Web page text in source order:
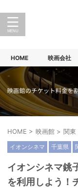
HOME 映画会社
HOME > 映画館 > 関東
イオンシネマ 千葉県
イオンシネマ銚
を利用しよう！